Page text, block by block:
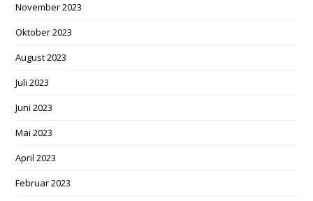
November 2023
Oktober 2023
August 2023
Juli 2023
Juni 2023
Mai 2023
April 2023
Februar 2023